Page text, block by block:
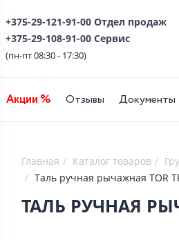
+375-29-121-91-00 Отдел продаж
+375-29-108-91-00 Сервис
(пн-пт 08:30 - 17:30)
Акции % Отзывы Документы
Главная Каталог товаров
Таль ручная рычажная TOR
ТАЛЬ РУЧНАЯ